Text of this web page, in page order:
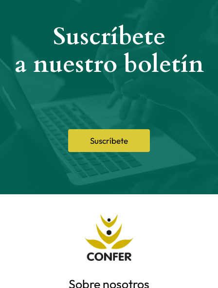
Suscríbete
Suscríbete
a nuestro boletín
Sobre nosotros